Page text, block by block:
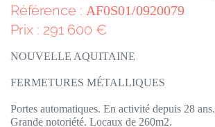
Référence : AF0S01/0920079
Prix : 291 600 €
NOUVELLE AQUITAINE
FERMETURES MÉTALLIQUES
Portes automatiques. En activité depuis 28 ans.
Grande notoriété. Locaux de 260m2.